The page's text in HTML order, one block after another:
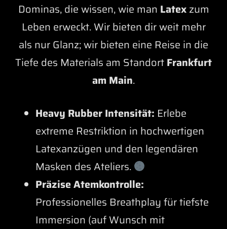
Dominas, die wissen, wie man Latexzum
Leben erweckt. Wir bieten dir weit mehr
als nur Glanz; wir bieten eine Reise in die
Tiefe des Materials am StandortFrankfurt
am Main.
Heavy Rubber Intensität: Erlebe
extreme Restriktion in hochwertigen
Latexanzügen und den legendären
Masken des Ateliers.
Präzise Atemkontrolle:
Professionelles Breathplay für tiefste
Immersion (auf Wunsch mit